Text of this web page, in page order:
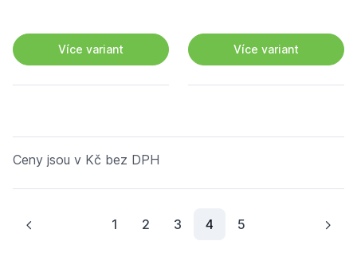
Více variant Více variant
Ceny jsou v Kč bez DPH
1 2 3 4 Aktuální stránka
5